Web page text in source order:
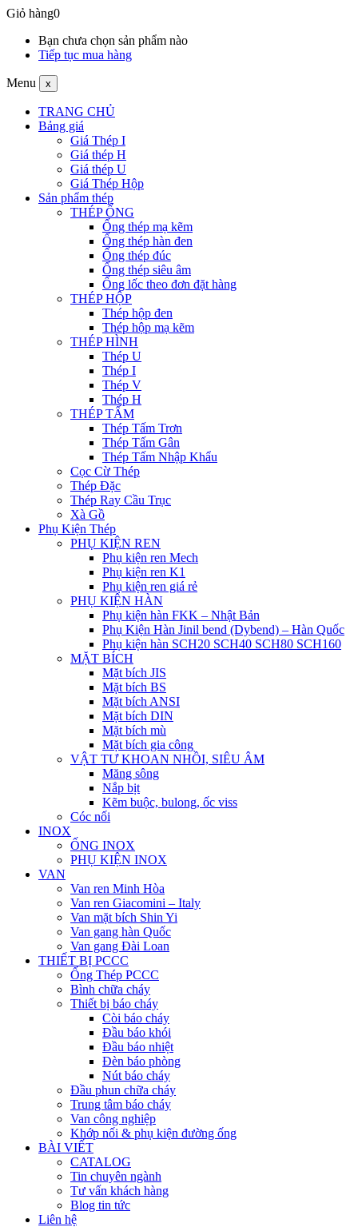
Giỏ hàng0
Bạn chưa chọn sản phẩm nào
Tiếp tục mua hàng
Menu x
TRANG CHỦ
Bảng giá
Giá Thép I
Giá thép H
Giá thép U
Giá Thép Hộp
Sản phẩm thép
THÉP ỐNG
Ống thép mạ kẽm
Ống thép hàn đen
Ống thép đúc
Ống thép siêu âm
Ống lốc theo đơn đặt hàng
THÉP HỘP
Thép hộp đen
Thép hộp mạ kẽm
THÉP HÌNH
Thép U
Thép I
Thép V
Thép H
THÉP TẤM
Thép Tấm Trơn
Thép Tấm Gân
Thép Tấm Nhập Khẩu
Cọc Cừ Thép
Thép Đặc
Thép Ray Cầu Trục
Xà Gồ
Phụ Kiện Thép
PHỤ KIỆN REN
Phụ kiện ren Mech
Phụ kiện ren K1
Phụ kiện ren giá rẻ
PHỤ KIỆN HÀN
Phụ kiện hàn FKK – Nhật Bản
Phụ Kiện Hàn Jinil bend (Dybend) – Hàn Quốc
Phụ kiện hàn SCH20 SCH40 SCH80 SCH160
MẶT BÍCH
Mặt bích JIS
Mặt bích BS
Mặt bích ANSI
Mặt bích DIN
Mặt bích mù
Mặt bích gia công
VẬT TƯ KHOAN NHỒI, SIÊU ÂM
Măng sông
Nắp bịt
Kẽm buộc, bulong, ốc viss
Cóc nối
INOX
ỐNG INOX
PHỤ KIỆN INOX
VAN
Van ren Minh Hòa
Van ren Giacomini – Italy
Van mặt bích Shin Yi
Van gang hàn Quốc
Van gang Đài Loan
THIẾT BỊ PCCC
Ống Thép PCCC
Bình chữa cháy
Thiết bị báo cháy
Còi báo cháy
Đầu báo khói
Đầu báo nhiệt
Đèn báo phòng
Nút báo cháy
Đầu phun chữa cháy
Trung tâm báo cháy
Van công nghiệp
Khớp nối & phụ kiện đường ống
BÀI VIẾT
CATALOG
Tin chuyên ngành
Tư vấn khách hàng
Blog tin tức
Liên hệ